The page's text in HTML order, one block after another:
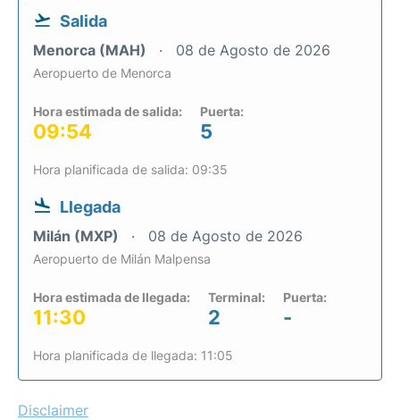
Salida
Menorca (MAH) 08 de Agosto de 2026
Aeropuerto de Menorca
Hora estimada de salida:
09:54
Puerta:
5
Hora planificada de salida: 09:35
Llegada
Milán (MXP) 08 de Agosto de 2026
Aeropuerto de Milán Malpensa
Hora estimada de llegada:
11:30
Terminal:
2
Puerta:
-
Hora planificada de llegada: 11:05
Disclaimer